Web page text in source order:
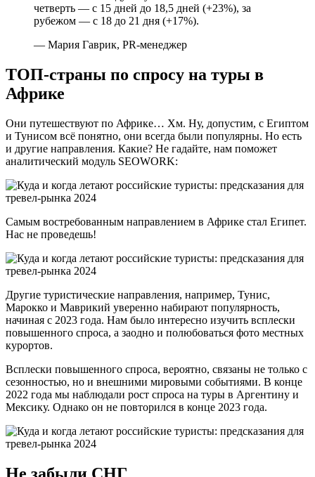
четверть — с 15 дней до 18,5 дней (+23%), за
рубежом — с 18 до 21 дня (+17%).
— Мария Гаврик, PR-менеджер
ТОП-страны по спросу на туры в
Африке
Они путешествуют по Африке… Хм. Ну, допустим, с Египтом
и Тунисом всё понятно, они всегда были популярны. Но есть
и другие направления. Какие? Не гадайте, нам поможет
аналитический модуль SEOWORK:
Самым востребованным направлением в Африке стал Египет.
Нас не проведешь!
Другие туристические направления, например, Тунис,
Марокко и Маврикий уверенно набирают популярность,
начиная с 2023 года. Нам было интересно изучить всплески
повышенного спроса, а заодно и полюбоваться фото местных
курортов.
Всплески повышенного спроса, вероятно, связаны не только с
сезонностью, но и внешними мировыми событиями. В конце
2022 года мы наблюдали рост спроса на туры в Аргентину и
Мексику. Однако он не повторился в конце 2023 года.
Не забыли СНГ